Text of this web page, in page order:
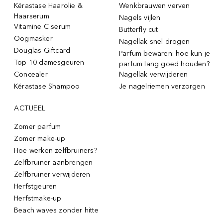
Kérastase Haarolie &
Haarserum
Vitamine C serum
Oogmasker
Douglas Giftcard
Top 10 damesgeuren
Concealer
Kérastase Shampoo
Wenkbrauwen verven
Nagels vijlen
Butterfly cut
Nagellak snel drogen
Parfum bewaren: hoe kun je
parfum lang goed houden?
Nagellak verwijderen
Je nagelriemen verzorgen
ACTUEEL
Zomer parfum
Zomer make-up
Hoe werken zelfbruiners?
Zelfbruiner aanbrengen
Zelfbruiner verwijderen
Herfstgeuren
Herfstmake-up
Beach waves zonder hitte